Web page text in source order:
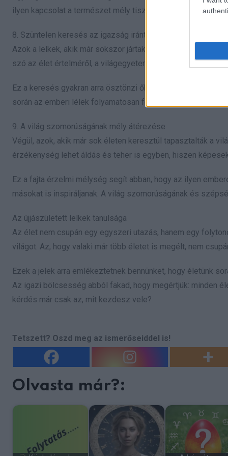
ilyen kapcsolat a természet mély tiszteletéből és a
8. Szüntelen keresés az igazság iránt
Azok a lelkek, akik már sokszor jártak a Földön, nem
szó az élet értelméről, a világegyetem működéséről vagy
Ez a keresés gyakran arra ösztönzi őket, hogy új utakat
során az emberi lélek folyamatosan fejlődik és
9. A világ szomorúságának mély átérezése
Végül, azok, akik már sok életen keresztül tapasztalták a
érzékenység lehet áldás és teher is egyben, hiszen
Ez a fajta érzelmi mélység segít abban, hogy az ilyen
másokat is inspiráljanak. A világ szomorúságának és
Az újjászületett lelkek tanulsága
Az élet nem csupán egy egyszeri utazás, hanem egy
világot. Az, hogy valaki már több életet is megélt, nem
Ezek a jelek arra emlékeztetnek bennünket, hogy életünk
Az igazi bölcsesség abból fakad, hogy megértjük: minden
kérdés már csak az, mit kezdesz vele?
Tetszett? Oszd meg az ismerőseiddel is!
Olvasta már?: